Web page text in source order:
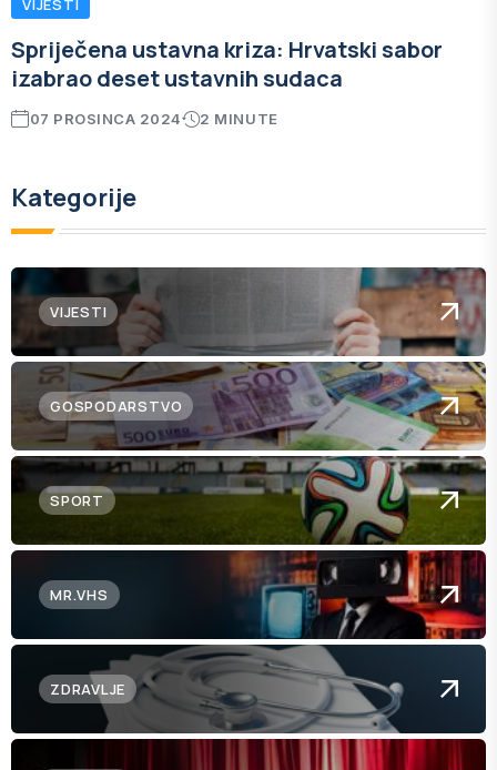
VIJESTI
Spriječena ustavna kriza: Hrvatski sabor
izabrao deset ustavnih sudaca
07 PROSINCA 2024 2 MINUTE
Kategorije
VIJESTI
GOSPODARSTVO
SPORT
MR.VHS
ZDRAVLJE